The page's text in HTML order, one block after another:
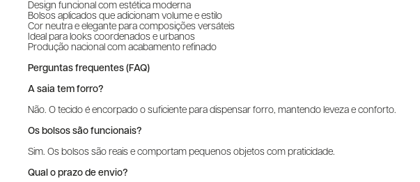
Design funcional com estética moderna
Bolsos aplicados que adicionam volume e estilo
Cor neutra e elegante para composições versáteis
Ideal para looks coordenados e urbanos
Produção nacional com acabamento refinado
Perguntas frequentes (FAQ)
A saia tem forro?
Não. O tecido é encorpado o suficiente para dispensar forro, mantendo leveza e conforto.
Os bolsos são funcionais?
Sim. Os bolsos são reais e comportam pequenos objetos com praticidade.
Qual o prazo de envio?